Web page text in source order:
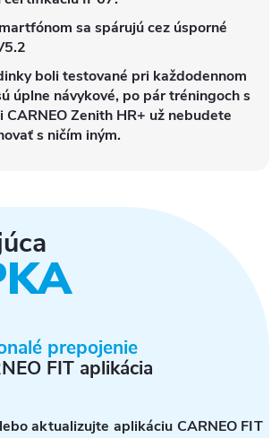
sa spárujú cez úsporné
boli testované pri každodennom
úplne návykové, po pár tréningoch s
CARNEO Zenith HR+ už nebudete
s ničím iným.
prepojenie
FIT aplikácia
aktualizujte aplikáciu CARNEO FIT